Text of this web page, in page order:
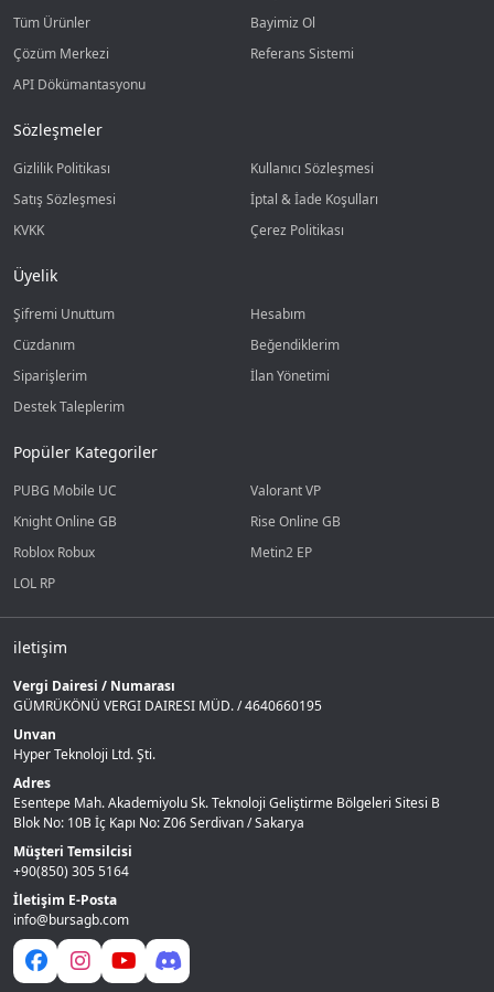
Tüm Ürünler
Bayimiz Ol
Çözüm Merkezi
Referans Sistemi
API Dökümantasyonu
Sözleşmeler
Gizlilik Politikası
Kullanıcı Sözleşmesi
Satış Sözleşmesi
İptal & İade Koşulları
KVKK
Çerez Politikası
Üyelik
Şifremi Unuttum
Hesabım
Cüzdanım
Beğendiklerim
Siparişlerim
İlan Yönetimi
Destek Taleplerim
Popüler Kategoriler
PUBG Mobile UC
Valorant VP
Knight Online GB
Rise Online GB
Roblox Robux
Metin2 EP
LOL RP
iletişim
Vergi Dairesi / Numarası
GÜMRÜKÖNÜ VERGI DAIRESI MÜD. / 4640660195
Unvan
Hyper Teknoloji Ltd. Şti.
Adres
Esentepe Mah. Akademiyolu Sk. Teknoloji Geliştirme Bölgeleri Sitesi B
Blok No: 10B İç Kapı No: Z06 Serdivan / Sakarya
Müşteri Temsilcisi
+90(850) 305 5164
İletişim E-Posta
info@bursagb.com